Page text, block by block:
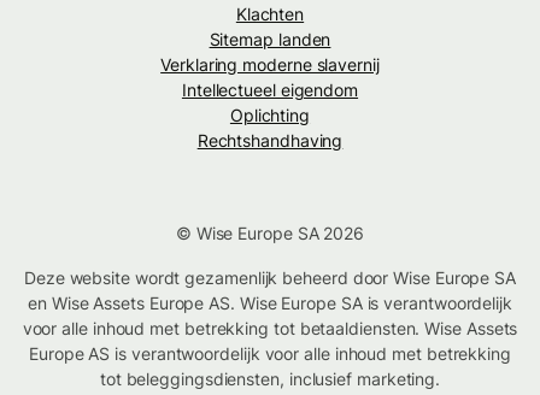
Klachten
Sitemap landen
Verklaring moderne slavernij
Intellectueel eigendom
Oplichting
Rechtshandhaving
© Wise Europe SA 2026
Deze website wordt gezamenlijk beheerd door Wise Europe SA
en Wise Assets Europe AS. Wise Europe SA is verantwoordelijk
voor alle inhoud met betrekking tot betaaldiensten. Wise Assets
Europe AS is verantwoordelijk voor alle inhoud met betrekking
tot beleggingsdiensten, inclusief marketing.